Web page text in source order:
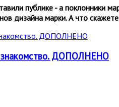
публике - а поклонники
дизайна марки. А что
знакомство. ДОПОЛНЕНО